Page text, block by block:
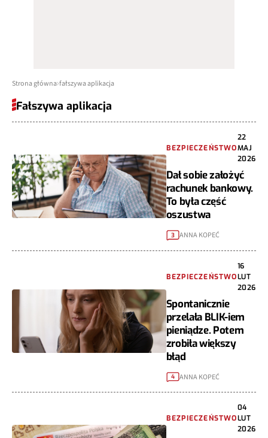
Strona główna fałszywa aplikacja
Fałszywa aplikacja
BEZPIECZEŃSTWO
22
MAJ
2026
Dał sobie założyć
rachunek bankowy.
To była część
oszustwa
3 ANNA KOPEĆ
BEZPIECZEŃSTWO
16
LUT
2026
Spontanicznie
przelała BLIK-iem
pieniądze. Potem
zrobiła większy
błąd
4 ANNA KOPEĆ
BEZPIECZEŃSTWO
04
LUT
2026